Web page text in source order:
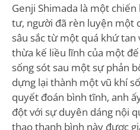
Genji Shimada là một
tư, người đã rèn luyện một
sâu sắc từ một quá khứ tan
thừa kế liều lĩnh của một
sống sót sau một sự phản
dựng lại thành một vũ khí
quyết đoán bình tĩnh, anh
đột với sự duyên dáng nội
thạo thanh bình này được